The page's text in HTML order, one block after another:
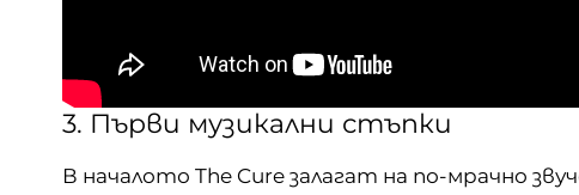
3. Първи музикални стъпки
В началото The Cure залагат на по-мрачно